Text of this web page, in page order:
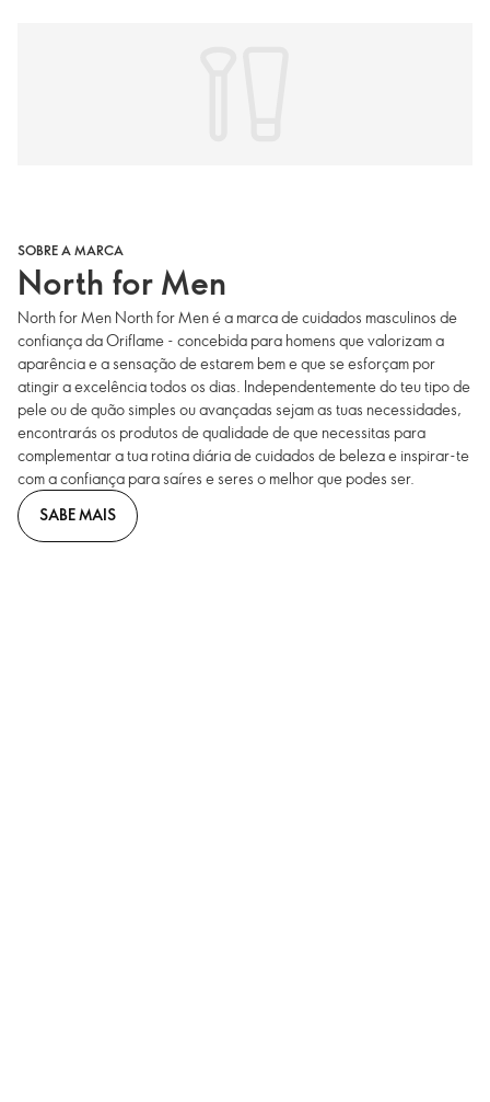
SOBRE A MARCA
North for Men
North for Men North for Men é a marca de cuidados masculinos de
confiança da Oriflame - concebida para homens que valorizam a
aparência e a sensação de estarem bem e que se esforçam por
atingir a excelência todos os dias. Independentemente do teu tipo de
pele ou de quão simples ou avançadas sejam as tuas necessidades,
encontrarás os produtos de qualidade de que necessitas para
complementar a tua rotina diária de cuidados de beleza e inspirar-te
com a confiança para saíres e seres o melhor que podes ser.
SABE MAIS